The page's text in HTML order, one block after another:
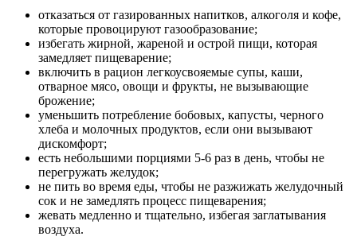
отказаться от газированных напитков, алкоголя и кофе,
которые провоцируют газообразование;
избегать жирной, жареной и острой пищи, которая
замедляет пищеварение;
включить в рацион легкоусвояемые супы, каши,
отварное мясо, овощи и фрукты, не вызывающие
брожение;
уменьшить потребление бобовых, капусты, черного
хлеба и молочных продуктов, если они вызывают
дискомфорт;
есть небольшими порциями 5-6 раз в день, чтобы не
перегружать желудок;
не пить во время еды, чтобы не разжижать желудочный
сок и не замедлять процесс пищеварения;
жевать медленно и тщательно, избегая заглатывания
воздуха.